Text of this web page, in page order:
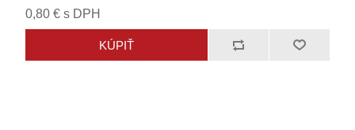
0,80 € s DPH